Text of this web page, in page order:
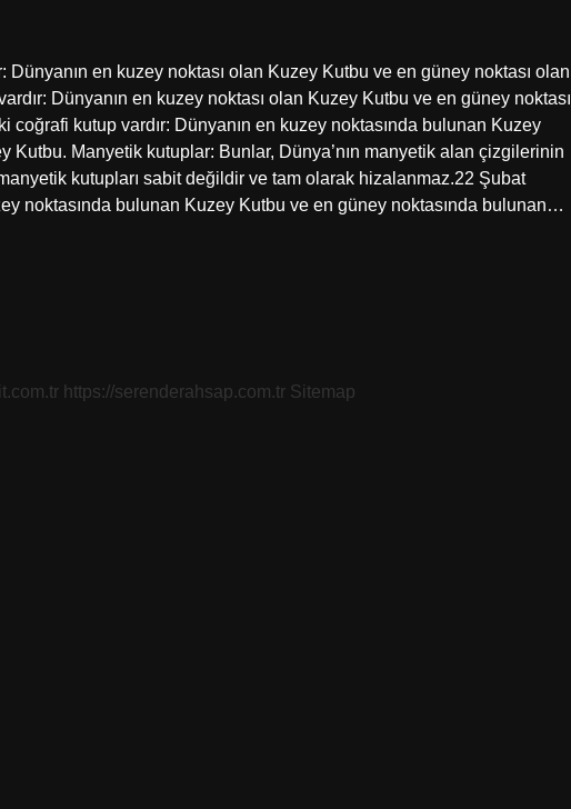
Dünyanın en kuzey noktası olan Kuzey Kutbu ve en güney noktası olan
Dünyanın en kuzey noktası olan Kuzey Kutbu ve en güney noktası
kutup vardır: Dünyanın en kuzey noktasında bulunan Kuzey
Kutbu. Manyetik kutuplar: Bunlar, Dünya’nın manyetik alan çizgilerinin
kutupları sabit değildir ve tam olarak hizalanmaz.22 Şubat
noktasında bulunan Kuzey Kutbu ve en güney noktasında bulunan…
https://serenderahsap.com.tr Sitemap